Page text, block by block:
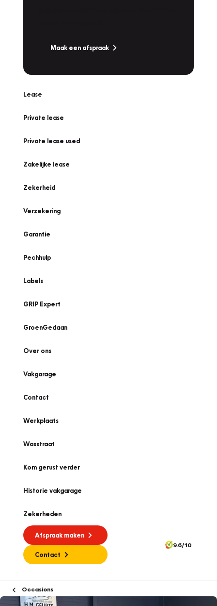
Maak een afspraak
Lease
Private lease
Private lease used
Zakelijke lease
Zekerheid
Verzekering
Garantie
Pechhulp
Labels
GRIP Expert
GroenGedaan
Over ons
Vakgarage
Contact
Werkplaats
Wasstraat
Kom gerust verder
Historie vakgarage
Zekerheden
Afspraak maken
Contact
9.6/10
Occasions